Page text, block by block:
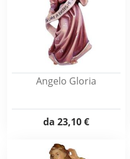
Angelo Gloria
da 23,10 €